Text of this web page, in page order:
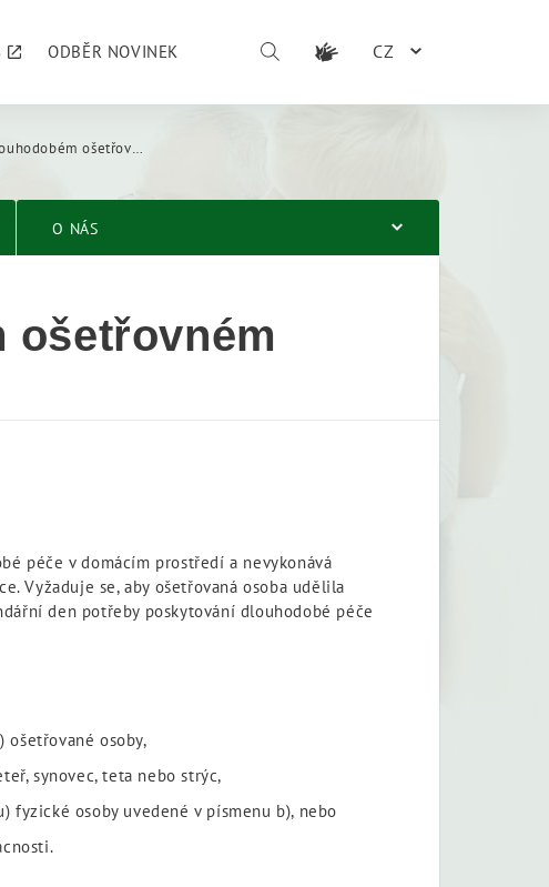
ODBĚR NOVINEK CZ
ošetřovném
O NÁS
ošetřovném
péče v domácím prostředí a nevykonává
Vyžaduje se, aby ošetřovaná osoba udělila
den potřeby poskytování dlouhodobé péče
ošetřované osoby,
synovec, teta nebo strýc,
fyzické osoby uvedené v písmenu b), nebo